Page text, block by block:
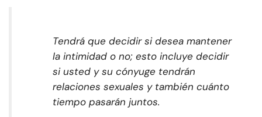
Tendrá que decidir si desea mantener
la intimidad o no; esto incluye decidir
si usted y su cónyuge tendrán
relaciones sexuales y también cuánto
tiempo pasarán juntos.